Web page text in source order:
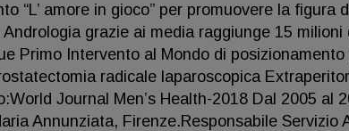
“L’ amore in gioco” per promuovere la figura
Andrologia grazie ai media raggiunge 15
Primo Intervento al Mondo di
radicale laparoscopica
Journal Men’s Health-2018 Dal 2005 al
Annunziata, Firenze.Responsabile Servizio